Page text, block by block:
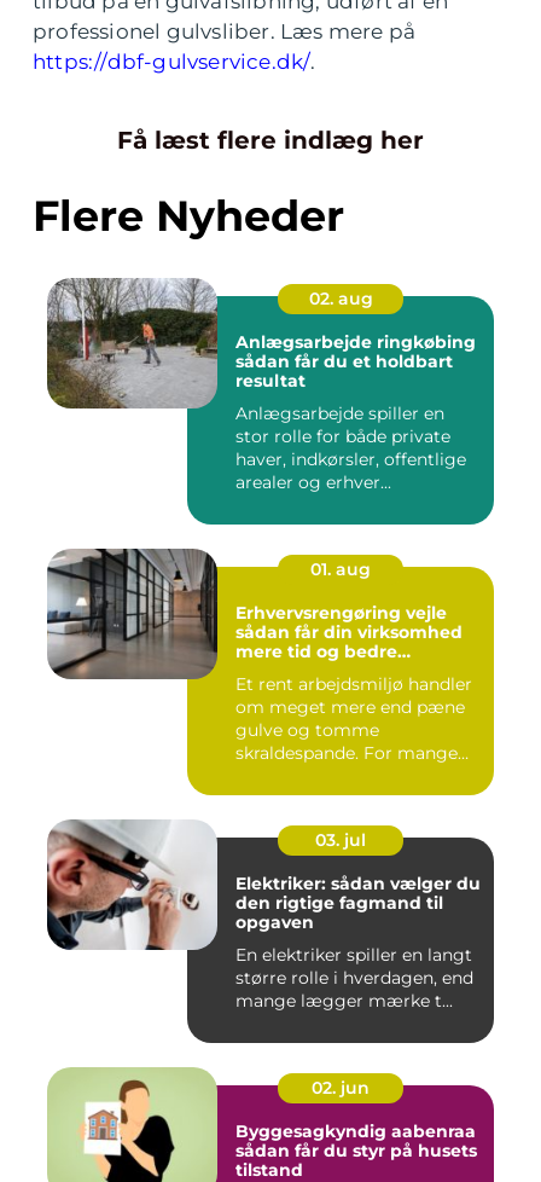
professionel gulvsliber. Læs mere på
https://dbf-gulvservice.dk/.
Få læst flere indlæg her
Flere Nyheder
02. aug
Anlægsarbejde ringkøbing
sådan får du et holdbart
resultat
Anlægsarbejde spiller en
stor rolle for både private
haver, indkørsler, offentlige
arealer og erhver...
01. aug
Erhvervsrengøring vejle
sådan får din virksomhed
mere tid og bedre
Et rent arbejdsmiljø handler
om meget mere end pæne
gulve og tomme
skraldespande. For mange
03. jul
Elektriker: sådan vælger du
den rigtige fagmand til
opgaven
En elektriker spiller en langt
større rolle i hverdagen, end
mange lægger mærke t...
02. jun
Byggesagkyndig aabenraa
sådan får du styr på husets
tilstand